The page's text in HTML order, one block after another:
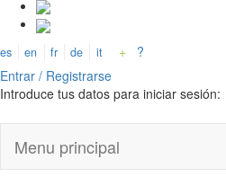
es en fr de it +
?
Entrar / Registrarse
Introduce tus datos para iniciar sesión:
Menu principal